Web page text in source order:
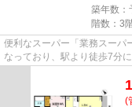
築年数：
階数：3
便利なスーパー「業務スーパ
なっており、駅より徒歩7分
(